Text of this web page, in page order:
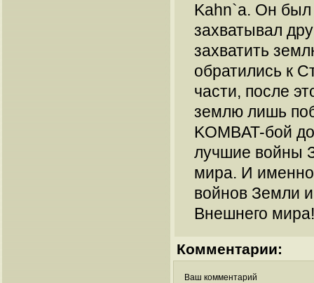
Kahn`а. Он был
захватывал
захватить
обратились к
части, после
землю лишь
KOMBAT-бой
лучшие войны
мира. И именно
войнов Земли
Внешнего
Комментарии:
Ваш комментарий